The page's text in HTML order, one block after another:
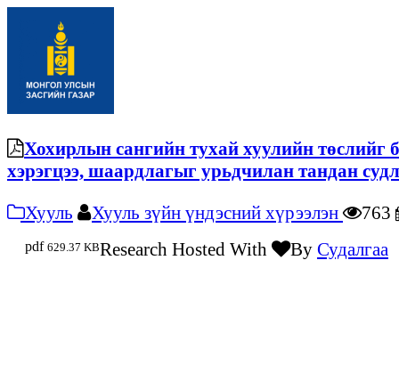
Хохирлын сангийн тухай хуулийн төслийг
хэрэгцээ, шаардлагыг урьдчилан тандан
Хууль
Хууль зүйн үндэсний хүрээлэн 763
pdf 629.37 KBResearch Hosted With By Судалгаа